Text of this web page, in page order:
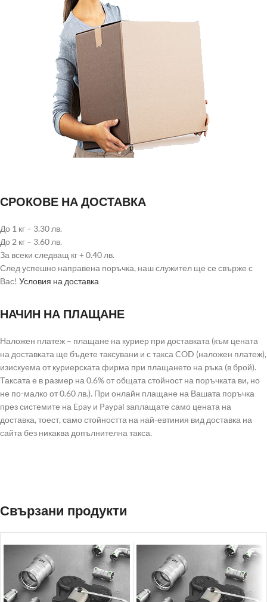
СРОКОВЕ НА ДОСТАВКА
До 1 кг – 3.30 лв.
До 2 кг – 3.60 лв.
За всеки следващ кг + 0.40 лв.
След успешно направена поръчка, наш служител ще се свърже с
Вас! Условия на доставка
НАЧИН НА ПЛАЩАНЕ
Наложен платеж – плащане на куриер при доставката (към цената
на доставката ще бъдете таксувани и с такса COD (наложен платеж),
изискуема от куриерската фирма при плащането на ръка (в брой).
Таксата е в размер на 0.6% от общата стойност на поръчката ви, но
не по-малко от 0.60 лв.). При онлайн плащане на Вашата поръчка
през системите на Epay и Paypal заплащате само цената на
доставка, тоест, само стойността на най-евтиния вид доставка на
сайта без никаква допълнителна такса.
Свързани продукти